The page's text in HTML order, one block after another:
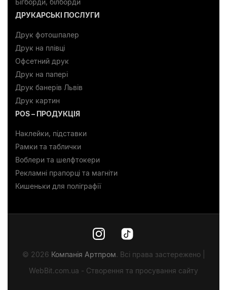
Бігборди, білборди
ДРУКАРСЬКІ ПОСЛУГИ
Друк фотошпалер
Друк на плівці
Офсетний друк
Друк на папері
Друк банерів Львів
Друк картин
POS – ПРОДУКЦІЯ
Наклейки, підставки
Рамки та таблички
Воблери та шелфтокери
Рекламні прапорці та магніти
Кишеньки для поліграфії
© 2026 Компанія Артпром. Всі права застережено |
WebBit.com.ua - Створення та просування сайту